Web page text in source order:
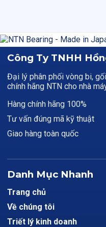
Công Ty TNHH
Đại lý phân phối vòng bi,
chính hãng NTN cho nhà
Hàng chính hãng 100%
Tư vấn đúng mã kỹ thuật
Giao hàng toàn quốc
Danh Mục Nhanh
Trang chủ
Về chúng tôi
Triết lý kinh doanh